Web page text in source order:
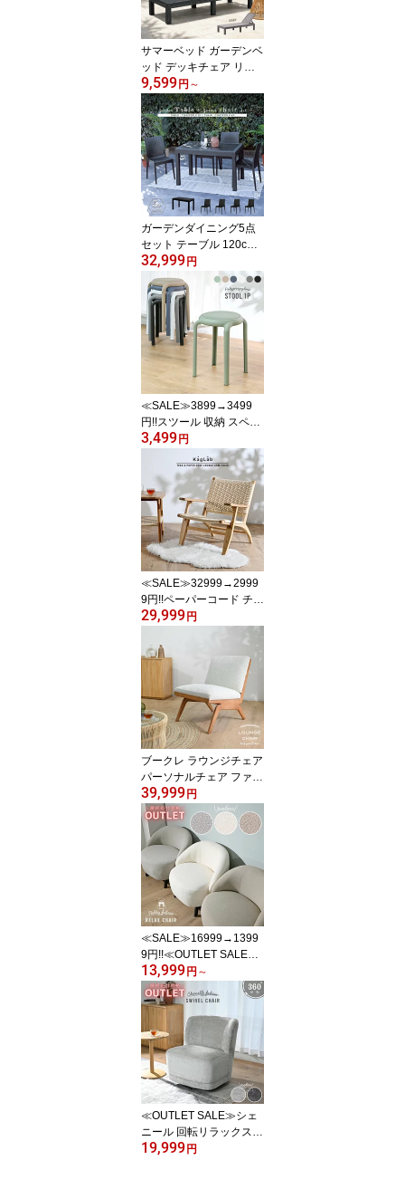
ンダ 籐ラタン風 アジア
ン L6020PDG
サマーベッド ガーデンベ
ッド デッキチェア リク
ライニング ガーデンチェ
ア デイベッド 屋外 1脚
アウトドア 持ち運び楽々
サンラウンジャー プール
サイド 庭 テラス 黒 グレ
ー ラタン調 ガーデンフ
ァニチャー 西海岸 D160
0PDG D1600PCC
9,599円 ～
ガーデンダイニング5点
セット テーブル 120cm
幅 チェア 4脚 ラタン調
屋外 アウトドア バーベ
キュー キャンプ ガーデ
ン 庭 テラス ダークグレ
ー リビング ベランダ 椅
子 籐ラタン風 アジアン
おしゃれ T1612C01D4
32,999円
≪SALE≫3899→3499
円!!スツール 収納 スペー
ス 軽い おしゃれ モダン
おしゃれなスツール バリ
家具 リビング 玄関 ダイ
ニングチェア 椅子 チェ
ア ベーシック 軽い シン
プル インテリア OAチェ
ア テレワーク S1830
3,499円
≪SALE≫32999→2999
9円!!ペーパーコード チー
ク無垢材 アーム付きロー
チェア 木製 椅子 チェア
リラックス フロアチェア
ラウンジチェア パーソナ
ルチェア イージーチェア
ビーチハウス 座椅子 ベ
ージュ ETC231RX
29,999円
ブークレ ラウンジチェア
パーソナルチェア ファブ
リック 生地 ホワイト 白
オフ白 天然木 ブラウン
天然素材 もこもこ ふわ
ふわ ファッション イン
テリア シンプル 海外イ
ンテリア モダン おしゃ
れ ブークレチェア EVC2
60WH
39,999円
≪SALE≫16999→1399
9円!!≪OUTLET SALE≫
テディ リラックスチェア
チェア ソファ もこもこ
チェア パーソナルチェア
ミニマルデザイン 1人掛
け 3色展開 ひとり暮らし
おしゃれ グレージュ オ
フホワイト EWD102
13,999円 ～
≪OUTLET SALE≫シェ
ニール 回転リラックスチ
ェア チェア ソファ パー
19,999円